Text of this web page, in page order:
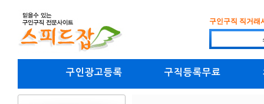
구인구직 직거래
구인광고등록 구직등록무료